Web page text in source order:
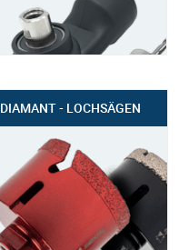
DIAMANT - LOCHSÄGEN